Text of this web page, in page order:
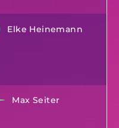
Elke Heinemann
Max Seiter